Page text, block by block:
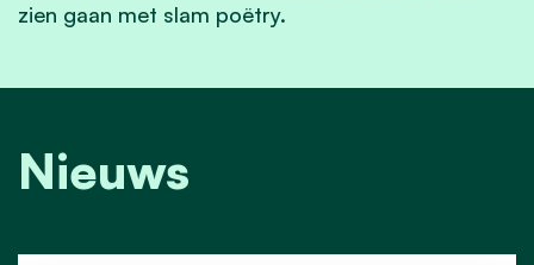
zien gaan met slam poëtry.
Nieuws